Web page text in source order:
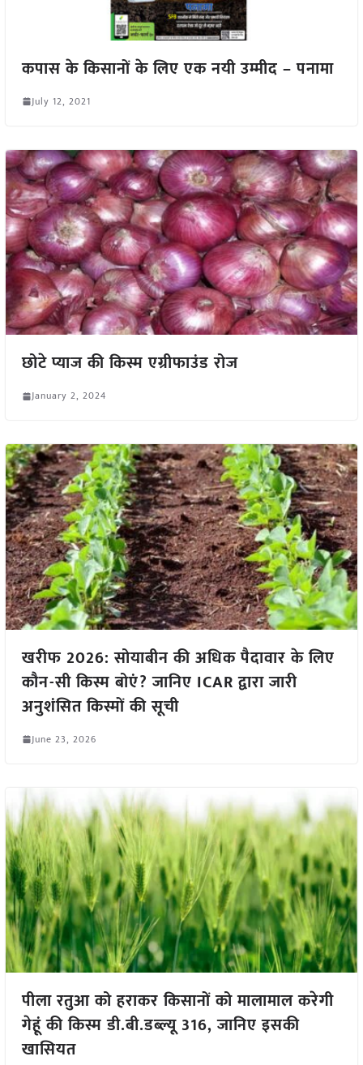
कपास के किसानों के लिए एक नयी उम्मीद – पनामा
July 12, 2021
छोटे प्याज की किस्म एग्रीफाउंड रोज
January 2, 2024
खरीफ 2026: सोयाबीन की अधिक पैदावार के लिए
कौन-सी किस्म बोएं? जानिए ICAR द्वारा जारी
अनुशंसित किस्मों की सूची
June 23, 2026
पीला रतुआ को हराकर किसानों को मालामाल करेगी
गेहूं की किस्म डी.बी.डब्ल्यू 316, जानिए इसकी
खासियत